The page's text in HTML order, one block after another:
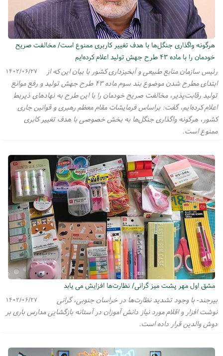
هرگونه واگذاری جنگل‌ها با هدف تغییر کاربری ممنوع است/ مخالفت صریح
خودمان را با ماده ۴۳ طرح جهش تولید اعلام کرده‌ایم
۱۴۰۲/۰۶/۲۷
رئیس سازمان منابع طبیعی و آبخیزداری کشور با بیان این که از
ابتدای مطرح شدن موضوع بند سوم ماده ۴۳ طرح جهش تولید و رفع موانع
تولید رقابت‌پذیر، مخالفت صریح خودمان را با این طرح به نهادهای ذیربط
اعلام کرده‌ایم، گفت: براساس فرمایشات مقام معظم رهبری و قوانین جاری
کشور، هرگونه واگذاری جنگل‌ها به بخش خصوصی با هدف تغییر کابری
ممنوع است.
مشق اول مهر پشت میز گرانی/ نظارت‌ها افزایش می یابد
۱۴۰۲/۰۶/۲۷
بیرجند- با وجود تشدید نظارت‌ها در خراسان جنوبی، گرانی
نوشت افزار و اقلام مورد نیاز دانش آموزان در آستانه بازگشایی مدارس باری بر
دوش والدین قرار داده است.